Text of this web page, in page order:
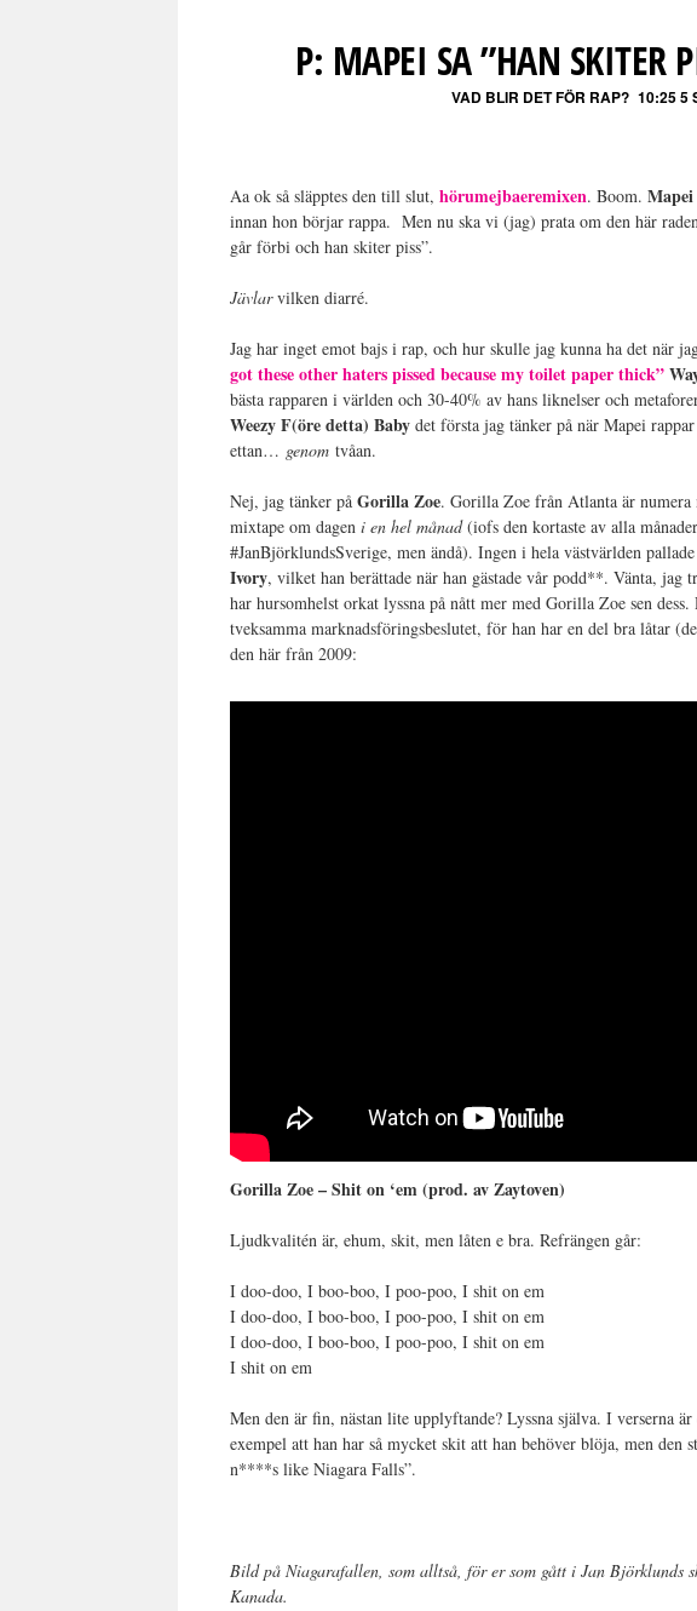
P: MAPEI SA ”HAN SKITER
VAD BLIR DET FÖR RAP? 10:25 5
Aa ok så släpptes den till slut,hörumejbaeremixen. Boom.Mapei
innan hon börjar rappa. Men nu ska vi (jag) prata om den här
går förbi och han skiter piss”.
Jävlarvilken diarré.
Jag har inget emot bajs i rap, och hur skulle jag kunna ha det när
got these other haters pissed because my toilet paper thick”
bästa rapparen i världen och 30-40% av hans liknelser och
Weezy F(öre detta) Baby det första jag tänker på när Mapei
ettan… genom tvåan.
Nej, jag tänker påGorilla Zoe. Gorilla Zoe från Atlanta är numera
mixtape om dageni en hel månad(iofs den kortaste av alla
#JanBjörklundsSverige, men ändå). Ingen i hela västvärlden
Ivory, vilket han berättade när han gästade vår podd**. Vänta, jag
har hursomhelst orkat lyssna på nått mer med Gorilla Zoe sen
tveksamma marknadsföringsbeslutet, för han har en del bra låtar
den här från 2009:
Gorilla Zoe – Shit on ‘em (prod. av Zaytoven)
Ljudkvalitén är, ehum, skit, men låten e bra. Refrängen går:
I doo-doo, I boo-boo, I poo-poo, I shit on em
I doo-doo, I boo-boo, I poo-poo, I shit on em
I doo-doo, I boo-boo, I poo-poo, I shit on em
I shit on em
Men den är fin, nästan lite upplyftande? Lyssna själva. I verserna
exempel att han har så mycket skit att han behöver blöja, men den
n****s like Niagara Falls”.
Bild på Niagarafallen, som alltså, för er som gått i Jan Björklunds
Kanada.